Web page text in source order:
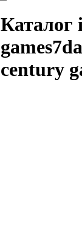
Каталог
century